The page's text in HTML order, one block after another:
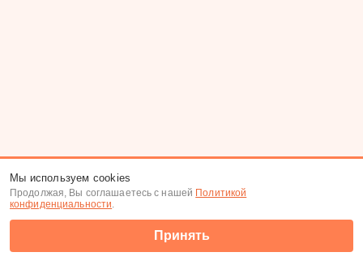
Мы используем cookies
Продолжая, Вы соглашаетесь с нашей Политикой
конфиденциальности.
Принять